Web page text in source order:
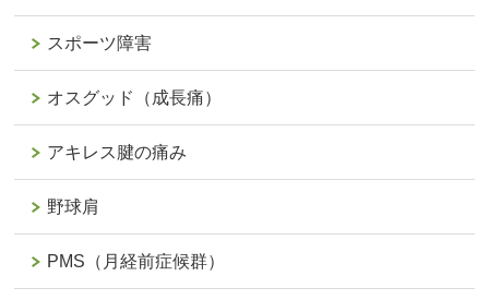
スポーツ障害
オスグッド（成長痛）
アキレス腱の痛み
野球肩
PMS（月経前症候群）